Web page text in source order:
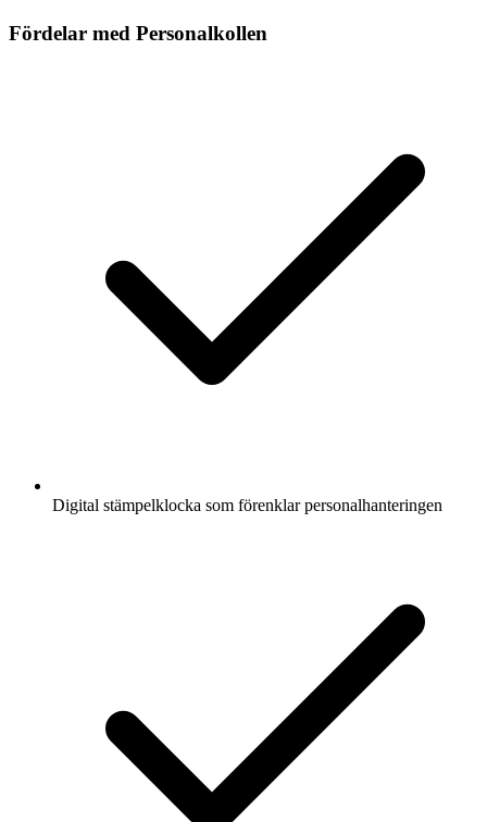
Fördelar med Personalkollen
Digital stämpelklocka som förenklar personalhanteringen